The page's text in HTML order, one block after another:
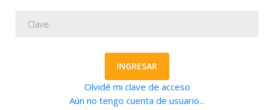
INGRESAR
Olvidé mi clave de acceso
Aún no tengo cuenta de usuario...